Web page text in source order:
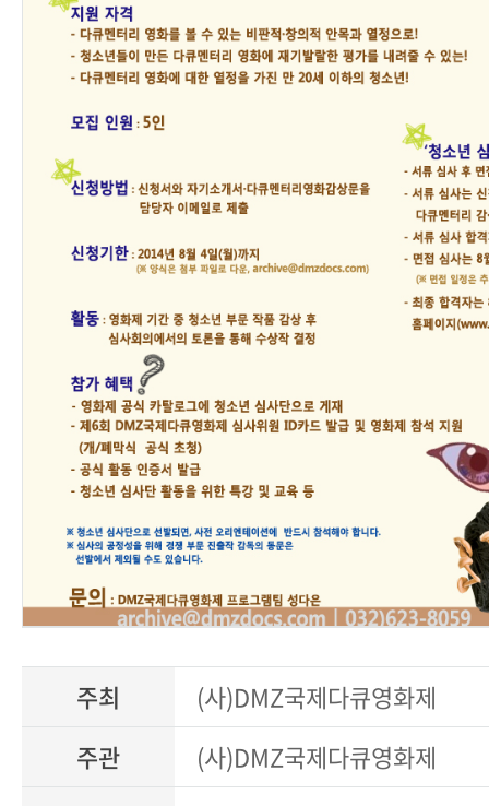
주최
(사)DMZ국제다큐영화제
주관
(사)DMZ국제다큐영화제